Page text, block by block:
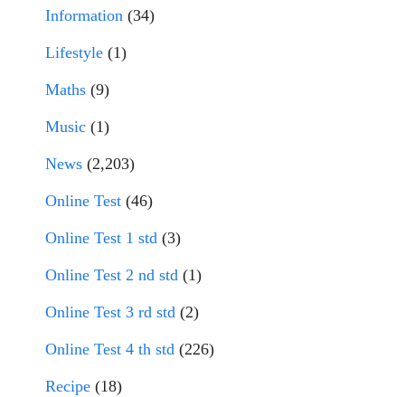
Information (34)
Lifestyle (1)
Maths (9)
Music (1)
News (2,203)
Online Test (46)
Online Test 1 std (3)
Online Test 2 nd std (1)
Online Test 3 rd std (2)
Online Test 4 th std (226)
Recipe (18)